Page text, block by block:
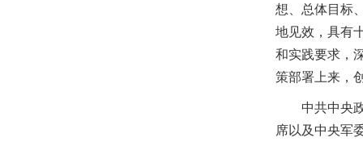
想、总体目标
地见效，具有
和实践要求，
策部署上来，
中共中央
席以及中央军